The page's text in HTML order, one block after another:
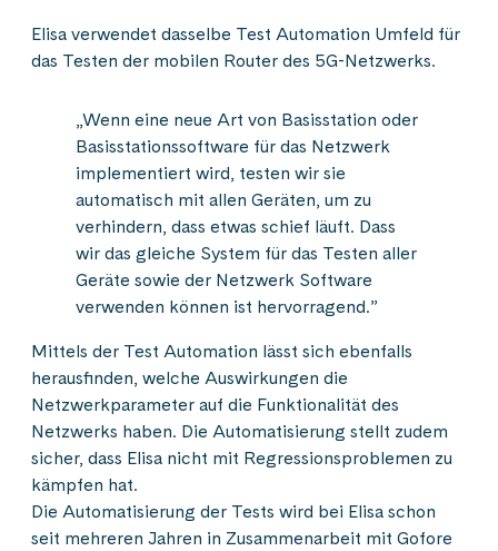
Elisa verwendet dasselbe Test Automation Umfeld für
das Testen der mobilen Router des 5G-Netzwerks.
„Wenn eine neue Art von Basisstation oder
Basisstationssoftware für das Netzwerk
implementiert wird, testen wir sie
automatisch mit allen Geräten, um zu
verhindern, dass etwas schief läuft. Dass
wir das gleiche System für das Testen aller
Geräte sowie der Netzwerk Software
verwenden können ist hervorragend.”
Mittels der Test Automation lässt sich ebenfalls
herausfinden, welche Auswirkungen die
Netzwerkparameter auf die Funktionalität des
Netzwerks haben. Die Automatisierung stellt zudem
sicher, dass Elisa nicht mit Regressionsproblemen zu
kämpfen hat.
Die Automatisierung der Tests wird bei Elisa schon
seit mehreren Jahren in Zusammenarbeit mit Gofore